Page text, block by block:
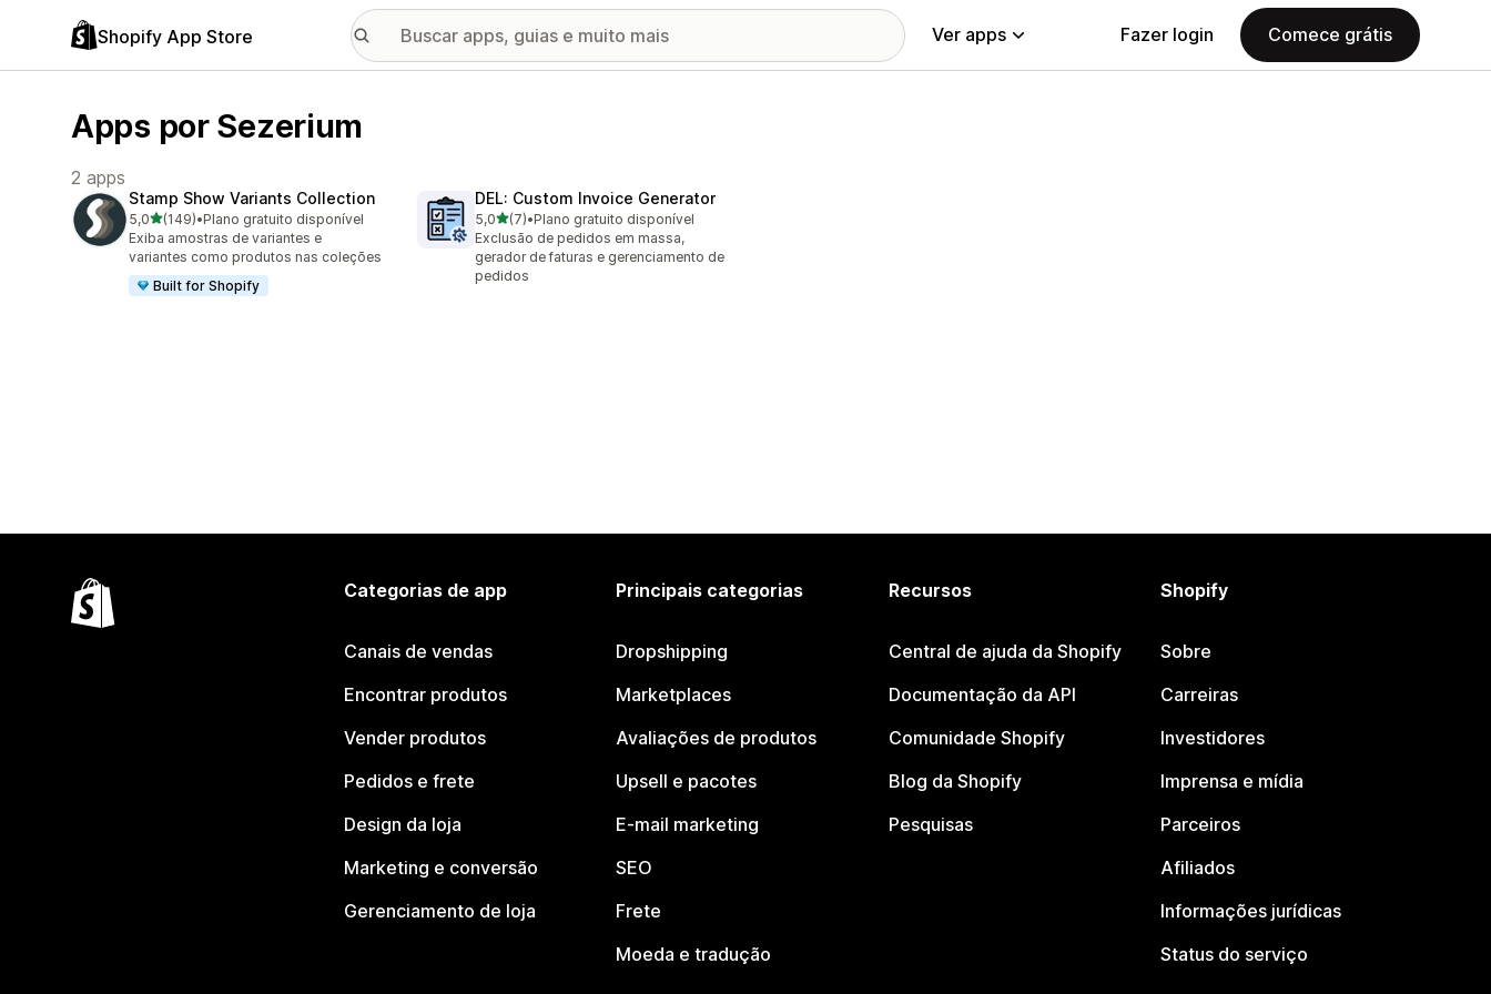
Shopify App Store Ver apps Fazer login Comece grátis
Apps por Sezerium
2 apps
Stamp Show Variants Collection
5,0de 5 estrelas
(149)
149 avaliações ao todo
•Plano gratuito disponível
Exiba amostras de variantes e
variantes como produtos nas coleções
Built for Shopify
DEL: Custom Invoice Generator
5,0de 5 estrelas
(7)
7 avaliações ao todo
•Plano gratuito disponível
Exclusão de pedidos em massa,
gerador de faturas e gerenciamento de
pedidos
Categorias de app
Canais de vendas
Encontrar produtos
Vender produtos
Pedidos e frete
Design da loja
Marketing e conversão
Gerenciamento de loja
Principais categorias
Dropshipping
Marketplaces
Avaliações de produtos
Upsell e pacotes
E-mail marketing
SEO
Frete
Moeda e tradução
Recursos
Central de ajuda da Shopify
Documentação da API
Comunidade Shopify
Blog da Shopify
Pesquisas
Shopify
Sobre
Carreiras
Investidores
Imprensa e mídia
Parceiros
Afiliados
Informações jurídicas
Status do serviço